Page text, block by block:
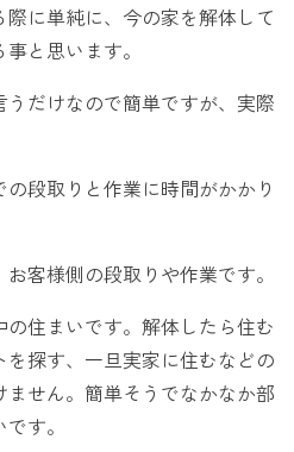
に単純に、今の家を解体して
と思います。
だけなので簡単ですが、実際
段取りと作業に時間がかかり
客様側の段取りや作業です。
住まいです。解体したら住む
探す、一旦実家に住むなどの
せん。簡単そうでなかなか部
す。